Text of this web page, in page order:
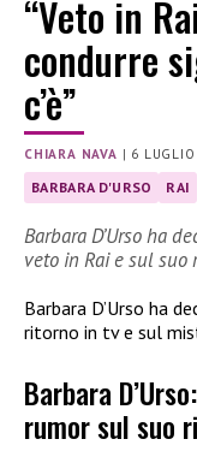
“Veto in
condurre
c’è”
CHIARA NAVA | 6
BARBARA D'URSO RAI
Barbara D’Urso ha
veto in Rai e sul suo
Barbara D’Urso ha
ritorno in tv e sul
Barbara
rumor sul suo